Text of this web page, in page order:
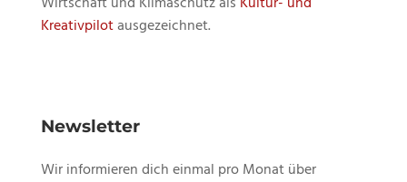
Kreativpilotausgezeichnet.
Newsletter
Wir informieren dich einmal pro Monat über